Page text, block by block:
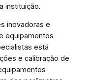
instituição.
inovadoras e
equipamentos
está
e calibração de